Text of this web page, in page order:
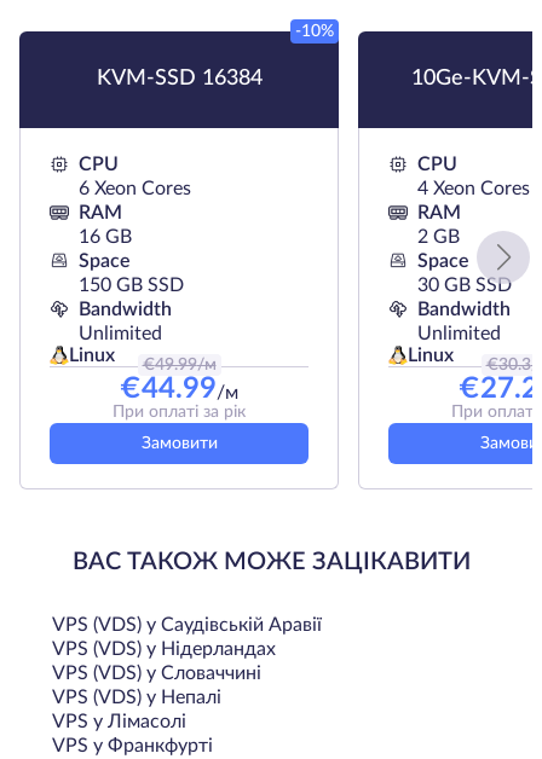
KVM-SSD 16384
-10%
CPU
6 Xeon Cores
RAM
16 GB
Space
150 GB SSD
Bandwidth
Unlimited
Linux
€49.99/м
€44.99/м
При оплаті за рік
Замовити
10Ge-KVM-
CPU
4 Xeon Cores
RAM
2 GB
Space
30 GB SSD
Bandwidth
Unlimited
Linux
€30.3/
€
При оплаті
ВАС ТАКОЖ МОЖЕ ЗАЦІКАВИТИ
VPS (VDS) у Саудівській Аравії
VPS (VDS) у Нідерландах
VPS (VDS) у Словаччині
VPS (VDS) у Непалі
VPS у Лімасолі
VPS у Франкфурті